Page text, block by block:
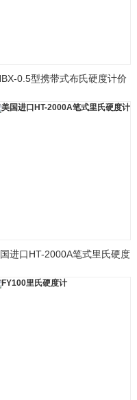
0.5型携带式布氏硬度计价
进口HT-2000A笔式里氏硬度